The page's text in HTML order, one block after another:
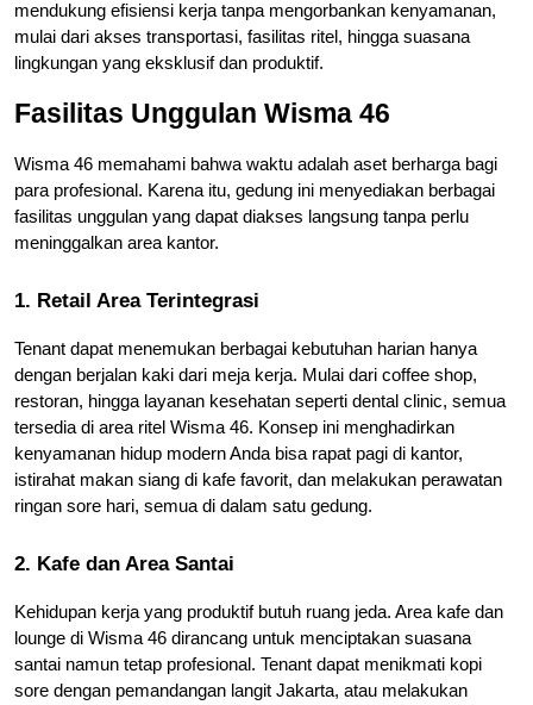
mendukung efisiensi kerja tanpa mengorbankan kenyamanan,
mulai dari akses transportasi, fasilitas ritel, hingga suasana
lingkungan yang eksklusif dan produktif.
Fasilitas Unggulan Wisma 46
Wisma 46 memahami bahwa waktu adalah aset berharga bagi
para profesional. Karena itu, gedung ini menyediakan berbagai
fasilitas unggulan yang dapat diakses langsung tanpa perlu
meninggalkan area kantor.
1. Retail Area Terintegrasi
Tenant dapat menemukan berbagai kebutuhan harian hanya
dengan berjalan kaki dari meja kerja. Mulai dari coffee shop,
restoran, hingga layanan kesehatan seperti dental clinic, semua
tersedia di area ritel Wisma 46. Konsep ini menghadirkan
kenyamanan hidup modern Anda bisa rapat pagi di kantor,
istirahat makan siang di kafe favorit, dan melakukan perawatan
ringan sore hari, semua di dalam satu gedung.
2. Kafe dan Area Santai
Kehidupan kerja yang produktif butuh ruang jeda. Area kafe dan
lounge di Wisma 46 dirancang untuk menciptakan suasana
santai namun tetap profesional. Tenant dapat menikmati kopi
sore dengan pemandangan langit Jakarta, atau melakukan